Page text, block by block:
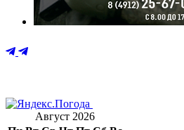
Август 2026